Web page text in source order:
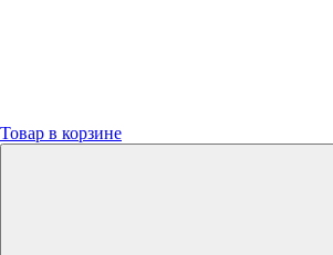
Товар в корзине